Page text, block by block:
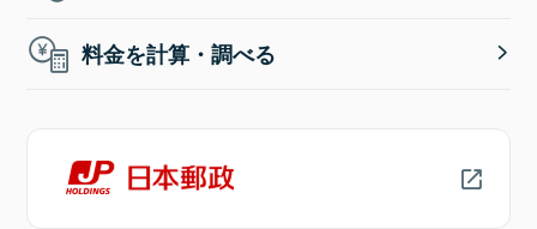
料金を計算・調べる